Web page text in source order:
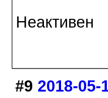
Неактивен
#9 2018-05-